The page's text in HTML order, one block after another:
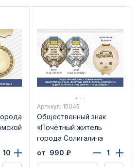
Артикул: 15045
Общественный знак
«Почётный житель
города Солигалича
Костромской области»
от 990 ₽